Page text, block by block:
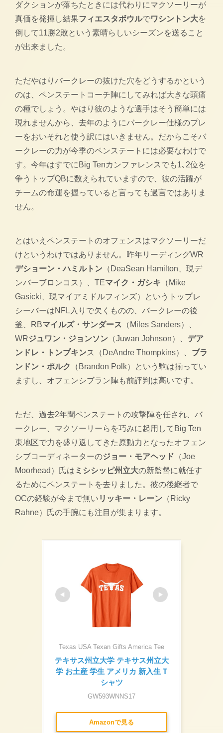
ダクションが落ちたときには代わりにマクソーリーが
真価を発揮し結果フィエスタボウルでワシントン大を
倒して11勝2敗という素晴らしいシーズンを送ること
が出来ました。
ただやはりバークレーの抜けた穴をどうするかという
のは、ペンステートコーチ陣にしてみれば大きな頭痛
の種でしょう。やはり彼のような選手はそう簡単には
現れませんから、去年のようにバークレー仕様のプレ
ーをおいそれと使う訳にはいきません。だからこそバ
ークレーの力が今季のペンステートには必要なわけで
す。今年はすでにBig Tenカンファレンスでも1､2位を
争うトップQBに数えられていますので、彼の活躍が
チームの命運を握っていると言っても過言ではありま
せん。
とはいえペンステートのオフェンスはマクソーリーだ
けというわけではありません。昨年リーディングWR
デショーン・ハミルトン （DeaSean Hamilton、現デ
ンバーブロンコス）、TEマイク・ガシキ （Mike
Gasicki、現マイアミドルフィンズ）というトップレ
シーバーはNFL入りで欠くものの、バークレーの後
釜、RBマイルズ・サンダース （Miles Sanders）、
WRジュワン・ジョンソン （Juwan Johnson）、 デア
ンドレ・トンプキンス（DeAndre Thompkins）、 ブラ
ンドン・ポルク
（Brandon Polk）という駒は揃ってい
ますし、オフェンシブラン陣も前評判は高いです。
ただ、過去2年間ペンステートの攻撃陣を任され、バ
ークレー、マクソーリーらを巧みに起用してBig Ten
東地区で力を盛り返してきた原動力となったオフェン
シブコーディネーターのジョー・モアヘッド （Joe
Moorhead）氏は ミシシッピ州立大の新監督に就任す
るためにペンステートを去りました。彼の後継者で
OCの経験が今まで無い リッキー・レーン （Ricky
Rahne）氏の手腕にも注目が集まります。
Texas USA Texan Gifts America Tee
テキサス州立大学 テキサス州立大
学 お土産 学生 アメリカ 新入生 T
シャツ
GW593WNNS17
Amazonで見る